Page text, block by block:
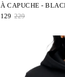
À CAPUCHE -
129 229